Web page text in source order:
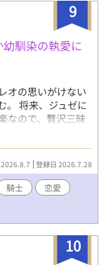
俺と相部屋だ」
うわさが絶えな
……？ 人を寄せ付
必須の学園ファ
す。 ※カクヨム
9
馴染の執愛に
オの思いがけない
。 将来、ジュゼに
なので、贅沢三昧
無事にジュゼに婿
賜されることにな
登録日 2026.7.28
騎士
恋愛
10